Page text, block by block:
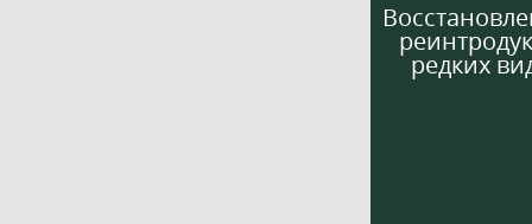
редких